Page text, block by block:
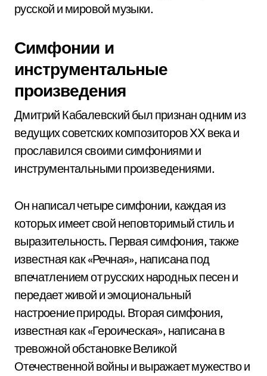
русской и мировой музыки.
Симфонии и
инструментальные
произведения
Дмитрий Кабалевский был признан одним из
ведущих советских композиторов XX века и
прославился своими симфониями и
инструментальными произведениями.
Он написал четыре симфонии, каждая из
которых имеет свой неповторимый стиль и
выразительность. Первая симфония, также
известная как «Речная», написана под
впечатлением от русских народных песен и
передает живой и эмоциональный
настроение природы. Вторая симфония,
известная как «Героическая», написана в
тревожной обстановке Великой
Отечественной войны и выражает мужество и